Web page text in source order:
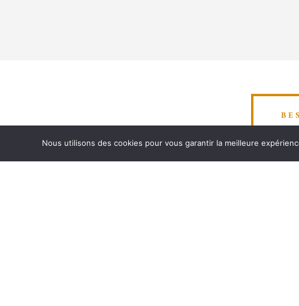
Nous utilisons des cookies pour vous garantir la meilleure